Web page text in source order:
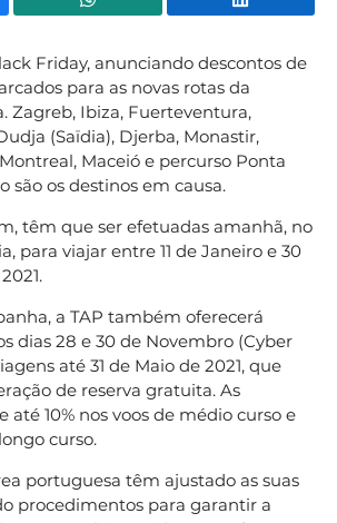
Friday, anunciando descontos de
para as novas rotas da
Zagreb, Ibiza, Fuerteventura,
(Saïdia), Djerba, Monastir,
Maceió e percurso Ponta
são os destinos em causa.
têm que ser efetuadas amanhã, no
para viajar entre 11 de Janeiro e 30
a TAP também oferecerá
dias 28 e 30 de Novembro (Cyber
até 31 de Maio de 2021, que
de reserva gratuita. As
até 10% nos voos de médio curso e
curso.
portuguesa têm ajustado as suas
procedimentos para garantir a